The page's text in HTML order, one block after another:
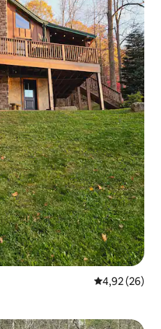
Średnia
4,92 (26)